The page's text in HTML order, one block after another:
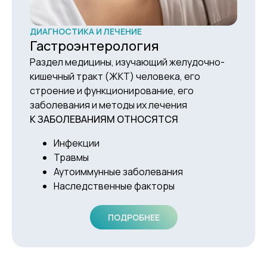
ДИАГНОСТИКА И ЛЕЧЕНИЕ
Гастроэнтерология
Раздел медицины, изучающий желудочно-
кишечный тракт (ЖКТ) человека, его
строение и функционирование, его
заболевания и методы их лечения
К ЗАБОЛЕВАНИЯМ ОТНОСЯТСЯ
Инфекции
Травмы
Аутоиммунные заболевания
Наследственные факторы
ПОДРОБНЕЕ